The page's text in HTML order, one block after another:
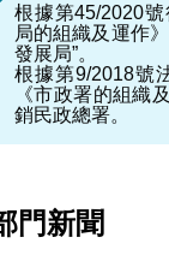
根據第45/2020
局的組織及運作
發展局”。
根據第9/2018號
《市政署的組織
銷民政總署。
門新聞